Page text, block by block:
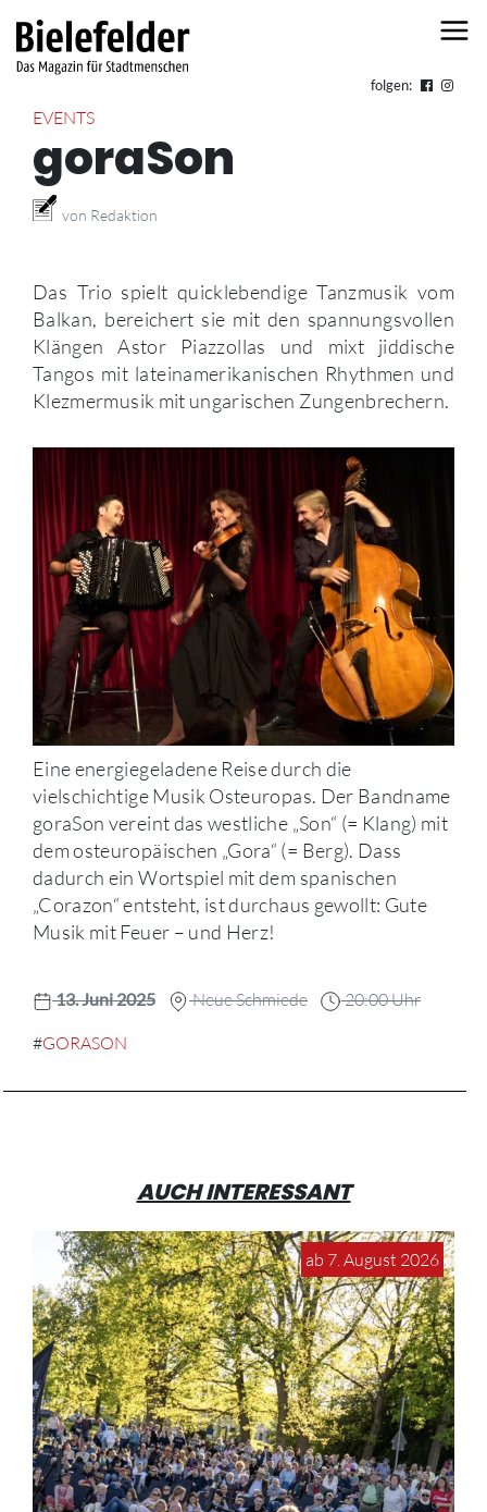
folgen:
EVENTS
goraSon
von Redaktion
Das Trio spielt quicklebendige Tanzmusik vom
Balkan, bereichert sie mit den spannungsvollen
Klängen Astor Piazzollas und mixt jiddische
Tangos mit lateinamerikanischen Rhythmen und
Klezmermusik mit ungarischen Zungenbrechern.
Eine energiegeladene Reise durch die
vielschichtige Musik Osteuropas. Der Bandname
goraSon vereint das westliche „Son“ (= Klang) mit
dem osteuropäischen „Gora“ (= Berg). Dass
dadurch ein Wortspiel mit dem spanischen
„Corazon“ entsteht, ist durchaus gewollt: Gute
Musik mit Feuer – und Herz!
13. Juni 2025 Neue Schmiede 20:00 Uhr
#GORASON
AUCH INTERESSANT
ab 7. August 2026